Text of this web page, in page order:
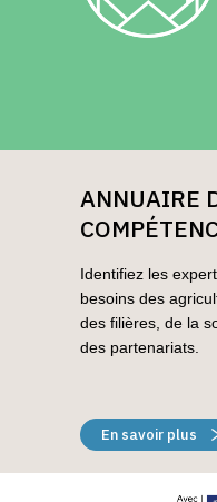
ANNUAIRE
Identifiez les
besoins des
des filières, de la
des partenariats.
En savoir plus